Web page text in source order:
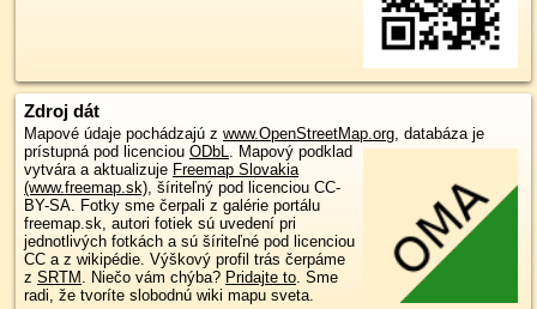
Zdroj dát
Mapové údaje pochádzajú z www.OpenStreetMap.org, databáza je
prístupná pod licenciou ODbL. Mapový podklad
vytvára a aktualizuje Freemap Slovakia
(www.freemap.sk), šíriteľný pod licenciou CC-
BY-SA. Fotky sme čerpali z galérie portálu
freemap.sk, autori fotiek sú uvedení pri
jednotlivých fotkách a sú šíriteľné pod licenciou
CC a z wikipédie. Výškový profil trás čerpáme
z SRTM . Niečo vám chýba? Pridajte to. Sme
radi, že tvoríte slobodnú wiki mapu sveta.